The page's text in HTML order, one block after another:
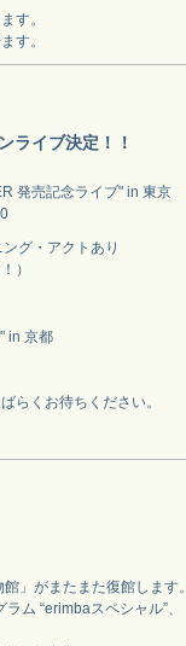
す。
す。
ライブ決定！！
発売記念ライブ" in 東京
グ・アクトあり
）
in 京都
らくお待ちください。
」がまたまた復館します。
ム “erimbaスペシャル”、